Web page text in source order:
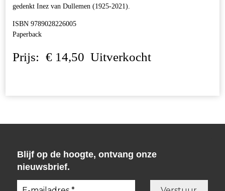
gedenkt Inez van Dullemen (1925-2021).
ISBN 9789028226005
Paperback
Prijs: €14,50 Uitverkocht
Blijf op de hoogte, ontvang onze
nieuwsbrief.